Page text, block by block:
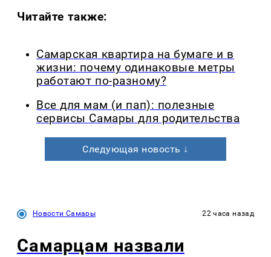
Читайте также:
Самарская квартира на бумаге и в
жизни: почему одинаковые метры
работают по-разному?
Все для мам (и пап): полезные
сервисы Самары для родительства
Следующая новость ↓
Новости Самары 22 часа назад
Самарцам назвали